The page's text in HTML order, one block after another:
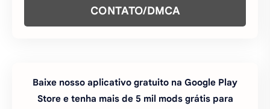
CONTATO/DMCA
Baixe nosso aplicativo gratuito na Google Play
Store e tenha mais de 5 mil mods grátis para